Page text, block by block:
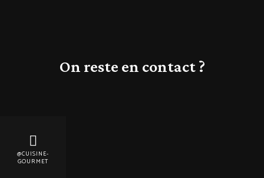
On reste en contact ?
@CUISINE-
GOURMET